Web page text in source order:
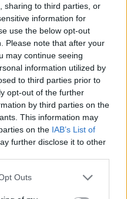
sharing to third parties, or
information for
use the below opt-out
Please note that after your
may continue seeing
information utilized by
to third parties prior to
opt-out of the further
by third parties on the
This information may
on the IAB’s List of
further disclose it to other
Outs
užplūdus
tarp pamokų,
apsipirkti